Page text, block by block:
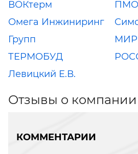
ВОКтерм
Омега Инжиниринг
Групп
ТЕРМОБУД
Левицкий Е.В.
Отзывы о компании
КОММЕНТАРИИ